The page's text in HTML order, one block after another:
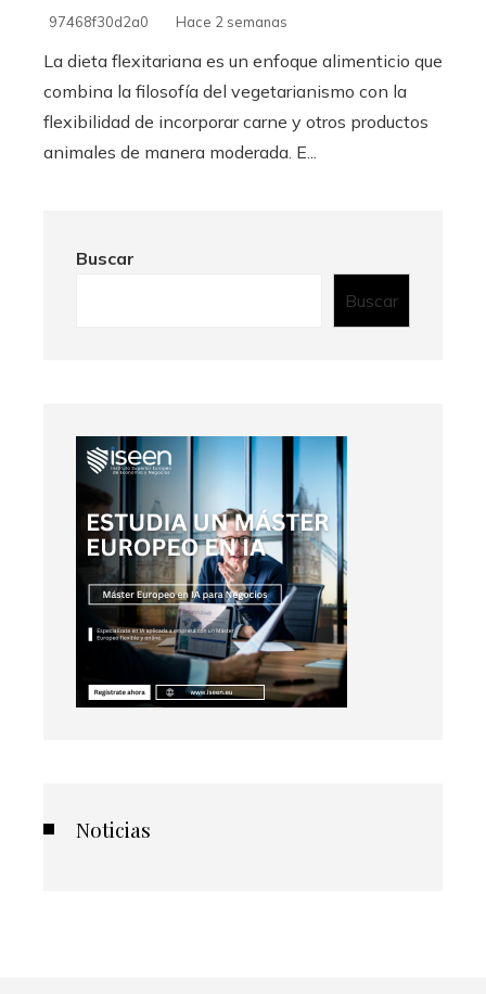
97468f30d2a0 Hace 2 semanas
La dieta flexitariana es un enfoque alimenticio que
combina la filosofía del vegetarianismo con la
flexibilidad de incorporar carne y otros productos
animales de manera moderada. E...
Buscar
Buscar
Noticias